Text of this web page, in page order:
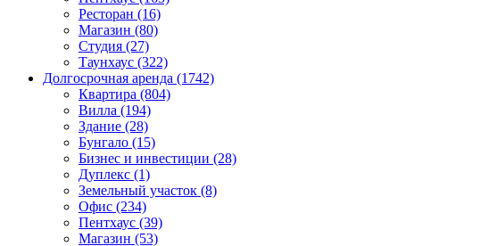
Ресторан (16)
Магазин (80)
Студия (27)
Таунхаус (322)
Долгосрочная аренда (1742)
Квартира (804)
Вилла (194)
Здание (28)
Бунгало (15)
Бизнес и инвестиции (28)
Дуплекс (1)
Земельный участок (8)
Офис (234)
Пентхаус (39)
Магазин (53)